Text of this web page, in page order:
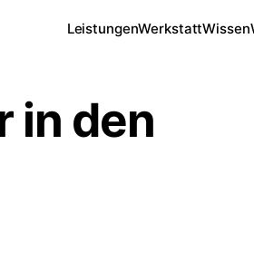
LeistungenWerkstattWissen
in den